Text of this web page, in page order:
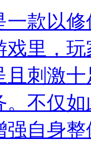
一款以
戏里，
且刺激
。不仅
强自身